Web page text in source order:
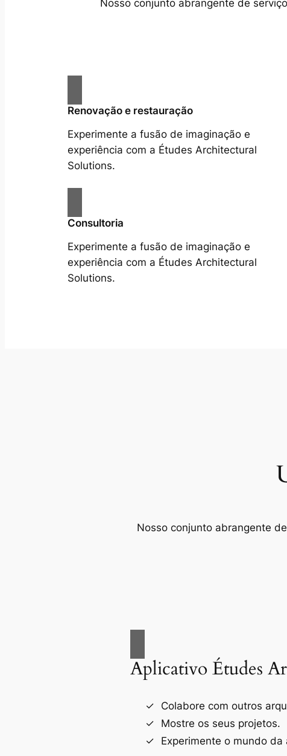
Nosso conjunto abrangente de
Renovação e restauração
Experimente a fusão de imaginação e
experiência com a Études Architectural
Solutions.
Consultoria
Experimente a fusão de imaginação e
experiência com a Études Architectural
Solutions.
Nosso conjunto abrangente
Aplicativo Études
Colabore com outros
Mostre os seus projetos.
Experimente o mundo da